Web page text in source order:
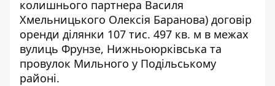
колишнього партнера Василя
Хмельницького Олексія Баранова) договір
оренди ділянки 107 тис. 497 кв. м в межах
вулиць Фрунзе, Нижньоюрківська та
провулок Мильного у Подільському
районі.